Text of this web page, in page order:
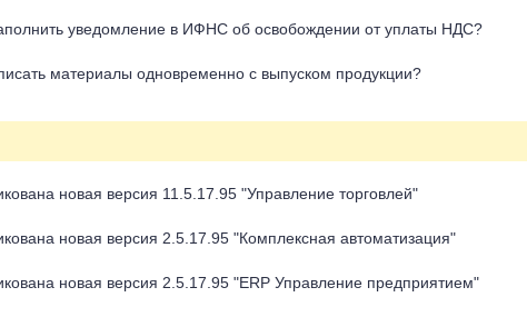
уведомление в ИФНС об освобождении от уплаты НДС?
материалы одновременно с выпуском продукции?
новая версия 11.5.17.95 "Управление торговлей"
новая версия 2.5.17.95 "Комплексная автоматизация"
новая версия 2.5.17.95 "ERP Управление предприятием"